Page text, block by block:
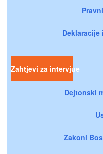
Deklaracije
Zahtjevi za intervjue
Dejtonski
Zakoni